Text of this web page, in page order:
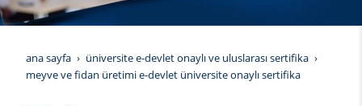
ana sayfa
üniversite e-devlet onaylı ve uluslarası sertifika
meyve ve fidan üretimi e-devlet üniversite onaylı sertifika